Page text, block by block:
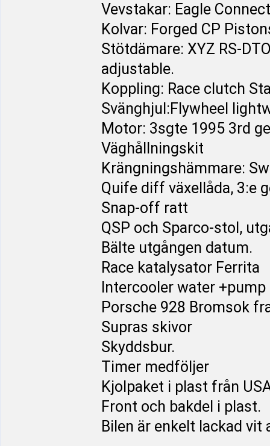
Vevstakar: Eagle
Kolvar: Forged CP
Stötdämare: XYZ RS-
adjustable.
Koppling: Race clutch
Svänghjul:Flywheel
Motor: 3sgte 1995 3rd
Väghållningskit
Krängningshämmare:
Quife diff växellåda, 3:e
Snap-off ratt
QSP och Sparco-stol,
Bälte utgången datum.
Race katalysator Ferrita
Intercooler water +pump
Porsche 928 Bromsok
Supras skivor
Skyddsbur.
Timer medföljer
Kjolpaket i plast från
Front och bakdel i plast.
Bilen är enkelt lackad vit